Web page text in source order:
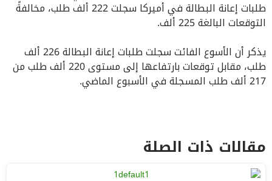
طلبات إعانة البطالة في أميركا سجلت 222 ألف طلب، مخالفةً
التوقعات البالغة 225 ألف.
يذكر أن الأسوع الفائت سجلت طلبات إعانة البطالة 226 ألف
طلب، مقابل توقعات بارتفاعها إلى مستوى 220 ألف طلب من
217 ألف طلب المسجلة في الأسبوع الماضي.
مقالات ذات الصلة